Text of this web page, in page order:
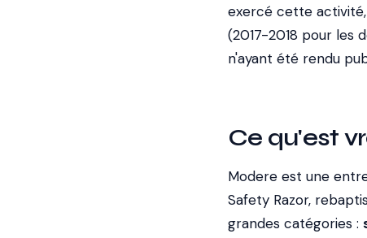
exercé cette
(2017-2018 pour les
n'ayant été rendu
Ce qu'est
Modere est une
Safety Razor,
grandes catégories :